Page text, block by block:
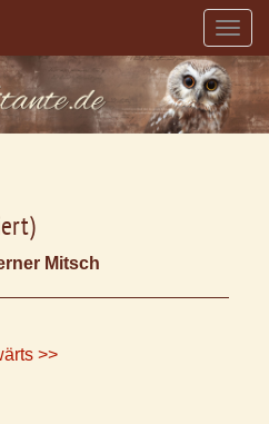
Mitsch
>>